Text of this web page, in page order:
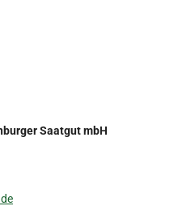
Saatgut mbH